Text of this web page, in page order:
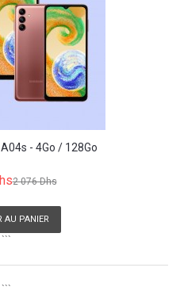
- 4Go / 128Go
2 076 Dhs
AU PANIER
```
```